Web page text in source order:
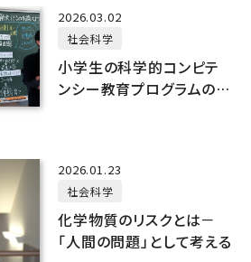
2026.03.02
社会科学
小学生の科学的コンピテ
ンシー教育プログラムの開
2026.01.23
社会科学
化学物質のリスクとは－
「人間の問題」として考える